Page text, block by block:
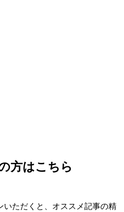
方はこちら
ただくと、オススメ記事の精